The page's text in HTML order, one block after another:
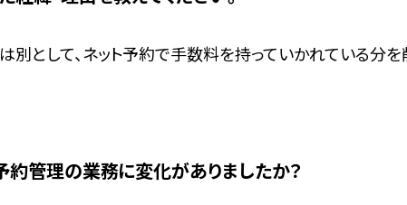
別として、ネット予約で手数料を持っていかれている分
約管理の業務に変化がありましたか？